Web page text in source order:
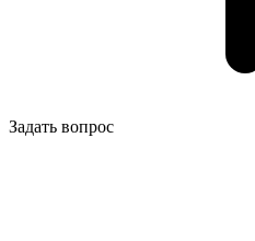
Задать вопрос